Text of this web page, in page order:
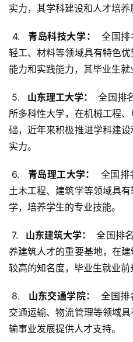
实力，其学科建设和人才培养
4.
  青岛科技大学：
全国排
轻工、材料等领域具有特色
能力和实践能力，其毕业生就
5.
  山东理工大学：
全国排
所多科性大学，在机械工程
础，近年来积极推进学科建
实力。
6.
  青岛理工大学：
全国排
土木工程、建筑学等领域具
学，培养学生的专业技能。
7.
  山东建筑大学：
全国排
养建筑人才的重要基地，在
较高的知名度，毕业生就业前
8.
  山东交通学院：
全国排
交通运输、物流管理等领域
输事业发展提供人才支持。